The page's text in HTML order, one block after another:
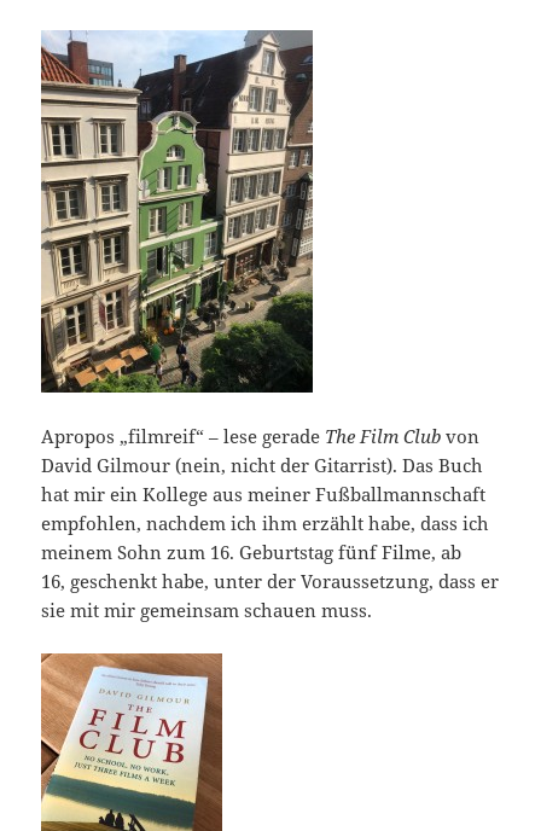
Apropos „filmreif“ – lese gerade The Film Club von
David Gilmour (nein, nicht der Gitarrist). Das Buch
hat mir ein Kollege aus meiner Fußballmannschaft
empfohlen, nachdem ich ihm erzählt habe, dass ich
meinem Sohn zum 16. Geburtstag fünf Filme, ab
16, geschenkt habe, unter der Voraussetzung, dass er
sie mit mir gemeinsam schauen muss.